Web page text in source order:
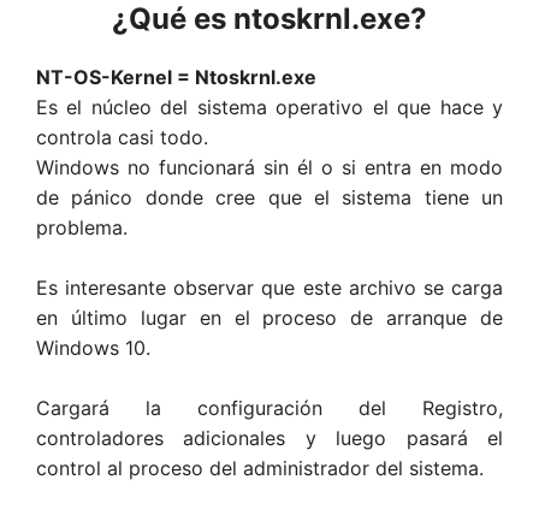
¿Qué es ntoskrnl.exe?
NT-OS-Kernel = Ntoskrnl.exe
Es el núcleo del sistema operativo el que hace y
controla casi todo.
Windows no funcionará sin él o si entra en modo
de pánico donde cree que el sistema tiene un
problema.
Es interesante observar que este archivo se carga
en último lugar en el proceso de arranque de
Windows 10.
Cargará la configuración del Registro,
controladores adicionales y luego pasará el
control al proceso del administrador del sistema.